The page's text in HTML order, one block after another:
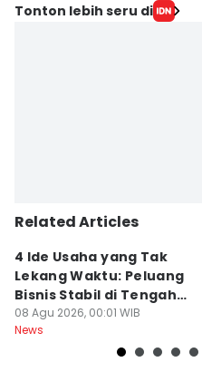
Tonton lebih seru di
Related Articles
4 Ide Usaha yang Tak
Lekang Waktu: Peluang
Bisnis Stabil di Tengah
Perubahan
08 Agu 2026, 00:01 WIB
News